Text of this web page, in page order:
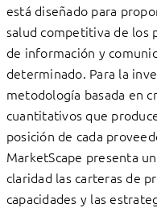
está diseñado para
salud competitiva de los
de información y
determinado. Para la
metodología basada en
cuantitativos que
posición de cada
MarketScape presenta
claridad las carteras de
capacidades y las